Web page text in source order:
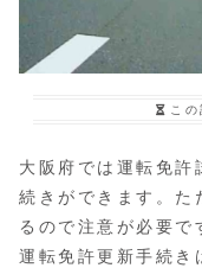
こ
大阪府では運転免許
続きができます。た
るので注意が必要
運転免許更新手続き